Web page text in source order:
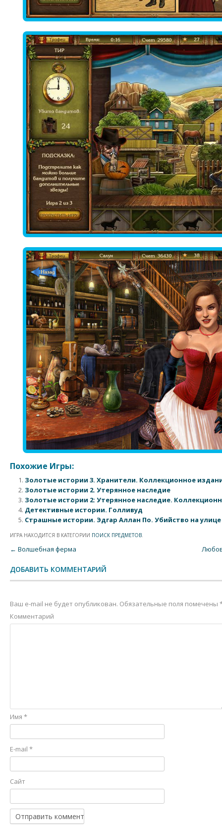
Похожие Игры:
Золотые истории 3. Хранители. Коллекционное
Золотые истории 2. Утерянное наследие
Золотые истории 2: Утерянное наследие.
Детективные истории. Голливуд
Страшные истории. Эдгар Аллан По. Убийство на
ИГРА НАХОДИТСЯ В КАТЕГОРИИ ПОИСК ПРЕДМЕТОВ.
Post navigation
← Волшебная ферма
ДОБАВИТЬ КОММЕНТАРИЙ
Ваш e-mail не будет опубликован. Обязательные поля помечены
Комментарий
Имя *
E-mail *
Сайт